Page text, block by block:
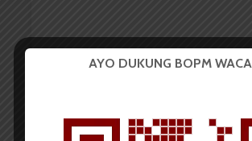
AYO DUKUNG BOPM